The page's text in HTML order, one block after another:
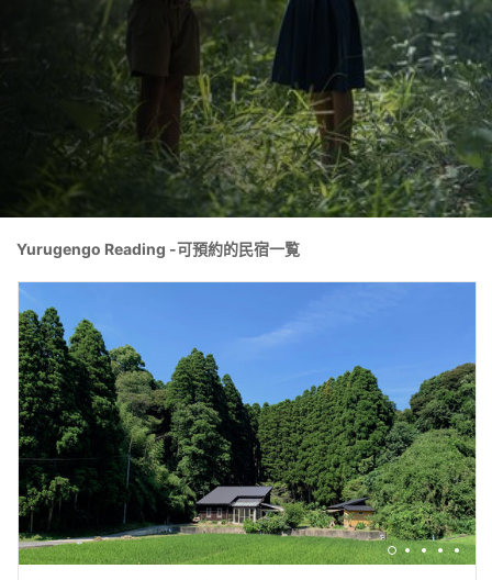
Yurugengo Reading -可預約的民宿一覧